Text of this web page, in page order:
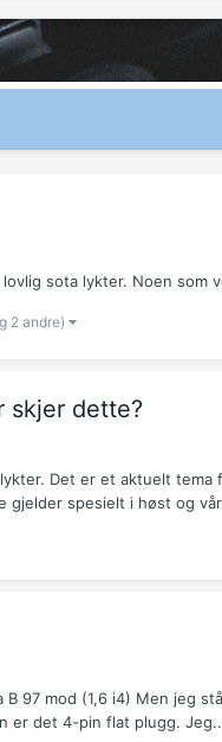
sota lykter. Noen
2 andre)
skjer dette?
Det er et aktuelt tema
spesielt i høst og
97 mod (1,6 i4) Men jeg
er det 4-pin flat plugg.